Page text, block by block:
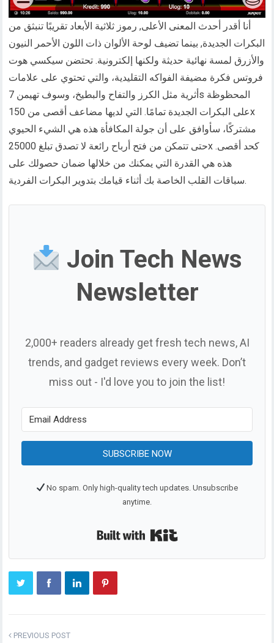
أنا أقدر أحدث المعنى الأعلى, رموز ثلاثية الأبعاد تقريبًا تنبثق من
البكرات الجديدة, بينما تضيف لوحة الألوان ذات اللون الأحمر النيون
والأزرق لمسة نهائية حديثة ولكنها إلكترونية. تحتضن سيكسي هوت
فروتس فكرة مضيفة الفواكه التقليدية، والتي تحتوي على علامات
أثرية مثل الكرز والتفاح والبطيخ، وسوف تهيمن 7s المحظوظة
على البكرات الجديدة تمامًا. التي لديها مضاعف أقصى من 150x
مشتركًا، سأوافق على أن جولة المكافأة هذه هي الشيء الحيوي
حتى تتمكن من فتح أرباح رائعة لا تصدق تبلغ 25000x كحد أقصى.
هذه هي القدرة التي يمكنك من خلالها ضمان حصولك على
سباقات القلب الخاصة بك أثناء قيامك بتدوير البكرات الفردية.
Join Tech News
Newsletter
2,000+ readers already get fresh tech news, AI
trends, and gadget reviews every week. Don’t
miss out - I'd love you to join the list!
SUBSCRIBE NOW
No spam. Only high-quality tech updates. Unsubscribe
anytime.
PREVIOUS POST